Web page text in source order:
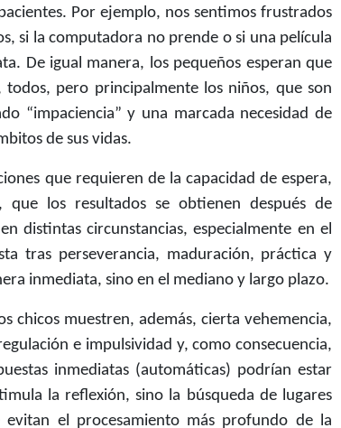
Por ejemplo, nos sentimos frustrados
si la computadora no prende o si una película
De igual manera, los pequeños esperan que
pero principalmente los niños, que son
“impaciencia” y una marcada necesidad de
de sus vidas.
que requieren de la capacidad de espera,
los resultados se obtienen después de
distintas circunstancias, especialmente en el
tras perseverancia, maduración, práctica y
inmediata, sino en el mediano y largo plazo.
chicos muestren, además, cierta vehemencia,
e impulsividad y, como consecuencia,
inmediatas (automáticas) podrían estar
la reflexión, sino la búsqueda de lugares
el procesamiento más profundo de la